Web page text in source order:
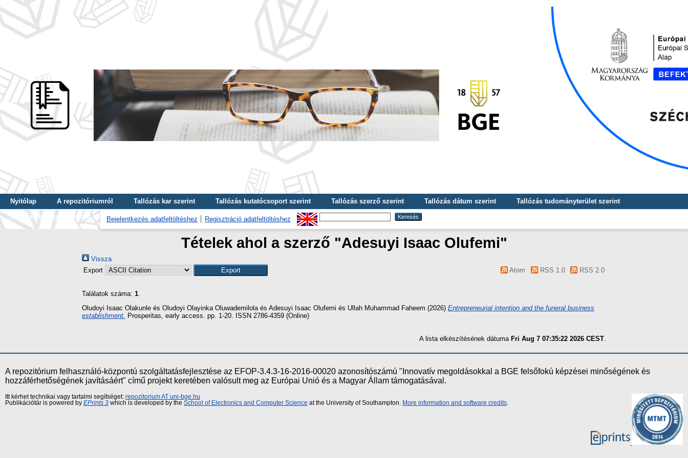
Nyitólap A repozitóriumról Tallózás kar szerint Tallózás kutatócsoport szerint Tallózás szerző szerint Tallózás dátum szerint
Tallózás tudományterület szerint
Tallózás kulcsszó szerint
Bejelentkezés adatfeltöltéshez Regisztráció adatfeltöltéshez
Tételek ahol a szerző "Adesuyi Isaac Olufemi"
Vissza
Export
Atom RSS 1.0 RSS 2.0
Találatok száma: 1.
Oludoyi Isaac Olakunle és Oludoyi Olayinka Oluwademilola és Adesuyi Isaac Olufemi és Ullah Muhammad Faheem (2026) Entrepreneurial intention and the funeral business
establishment.
Prosperitas, early access. pp. 1-20. ISSN 2786-4359 (Online)
A lista elkészítésének dátuma Fri Aug 7 07:35:22 2026 CEST
A repozitórium felhasználó-központú szolgáltatásfejlesztése az EFOP-3.4.3-16-2016-00020 azonosítószámú "Innovatív megoldásokkal a BGE felsőfokú képzései minőségének és
hozzáférhetőségének javításáért" című projekt keretében valósult meg az Európai Unió és a Magyar Állam támogatásával.
Itt kérhet technikai vagy tartalmi segítséget: repozitorium AT uni-bge.hu
Publikációtár is powered by EPrints 3 which is developed by the School of Electronics and Computer Science at the University of Southampton. More information and software credits